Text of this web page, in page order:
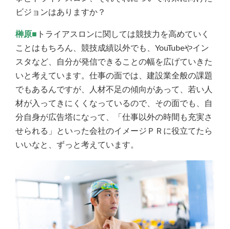
ビジョンはありますか？
榊原■ トライアスロンに関しては競技力を高めていく
ことはもちろん、競技成績以外でも、YouTubeやイン
スタなど、自分が発信できることの幅を広げていきた
いと考えています。仕事の面では、建設業全般の課題
でもあるんですが、人材不足の傾向があって、若い人
材が入ってきにくくなっているので、その面でも、自
分自身が広告塔になって、「仕事以外の時間も充実さ
せられる」といった会社のイメージＰＲに役立てたら
いいなと、ずっと考えています。